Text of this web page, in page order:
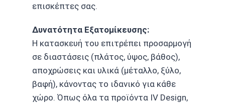
επισκέπτες σας.
Δυνατότητα Εξατομίκευσης:
Η κατασκευή του επιτρέπει προσαρμογή
σε διαστάσεις (πλάτος, ύψος, βάθος),
αποχρώσεις και υλικά (μέταλλο, ξύλο,
βαφή), κάνοντας το ιδανικό για κάθε
χώρο. Όπως όλα τα προϊόντα IV Design,